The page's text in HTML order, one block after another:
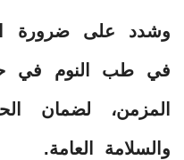
​وشدد على ضرورة
في طب النوم في
المزمن، لضمان
والسلامة العامة.